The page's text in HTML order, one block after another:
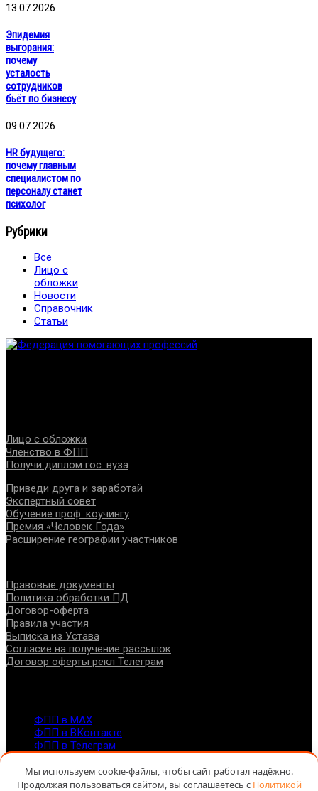
13.07.2026
Эпидемия
выгорания:
почему
усталость
сотрудников
бьёт по бизнесу
09.07.2026
HR будущего:
почему главным
специалистом по
персоналу станет
психолог
Рубрики
Все
Лицо с
обложки
Новости
Справочник
Статьи
Лицо с обложки
Членство в ФПП
Получи диплом гос. вуза
Приведи друга и заработай
Экспертный совет
Обучение проф. коучингу
Премия «Человек Года»
Расширение географии участников
Правовые документы
Политика обработки ПД
Договор-оферта
Правила участия
Выписка из Устава
Согласие на получение рассылок
Договор оферты рекл Телеграм
ФПП в МАХ
ФПП в ВКонтакте
ФПП в Телеграм
7-495-127-10-45
Мы используем cookie-файлы, чтобы сайт работал надёжно.
Продолжая пользоваться сайтом, вы соглашаетесь с Политикой